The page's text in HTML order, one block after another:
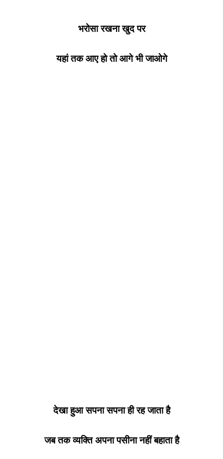
भरोसा रखना खुद पर
यहां तक आए हो तो आगे भी जाओगे
देखा हुआ सपना सपना ही रह जाता है
जब तक व्यक्ति अपना पसीना नहीं बहाता है